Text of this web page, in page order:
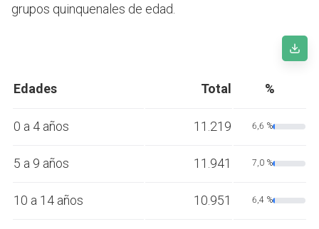
grupos quinquenales de edad.
Edades Total %
0 a 4 años 11.219 6,6 %
5 a 9 años 11.941 7,0 %
10 a 14 años 10.951 6,4 %